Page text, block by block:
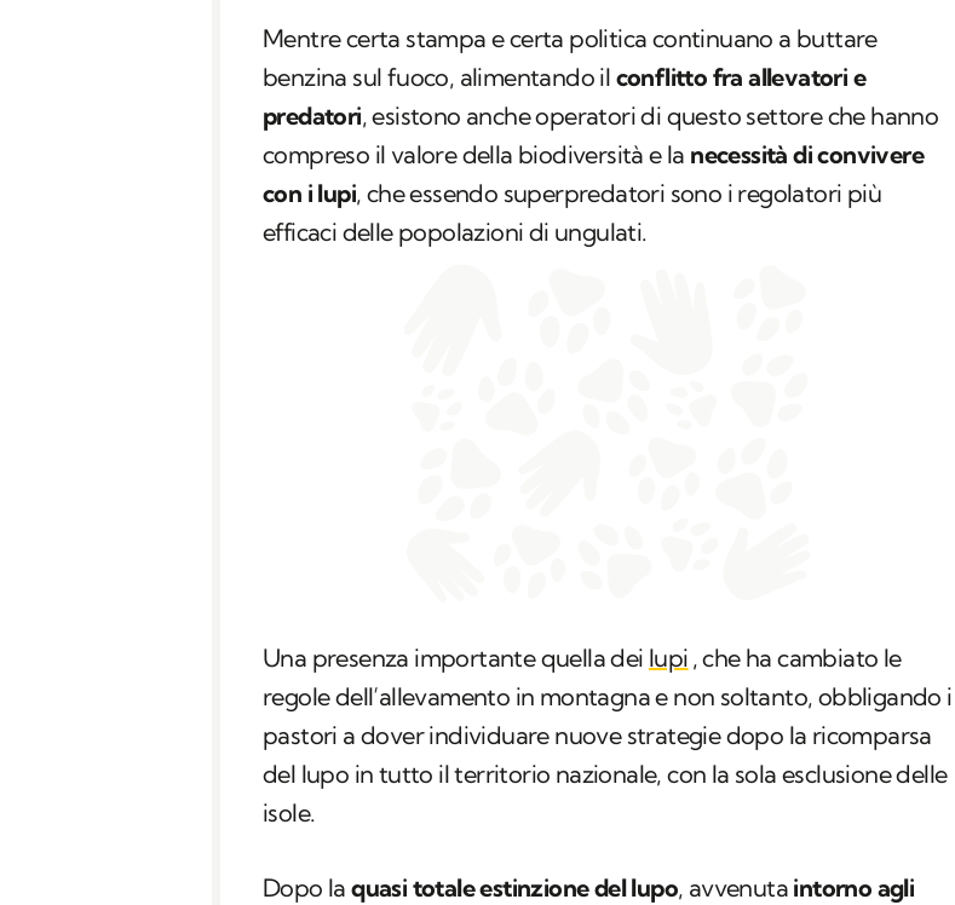
Mentre certa stampa e certa politica continuano a buttare
benzina sul fuoco, alimentando il conflitto fra allevatori e
predatori, esistono anche operatori di questo settore che hanno
compreso il valore della biodiversità e la necessità di convivere
con i lupi, che essendo superpredatori sono i regolatori più
efficaci delle popolazioni di ungulati.
Una presenza importante quella dei lupi , che ha cambiato le
regole dell’allevamento in montagna e non soltanto, obbligando i
pastori a dover individuare nuove strategie dopo la ricomparsa
del lupo in tutto il territorio nazionale, con la sola esclusione delle
isole.
Dopo laquasi totale estinzione del lupo, avvenuta intorno agli